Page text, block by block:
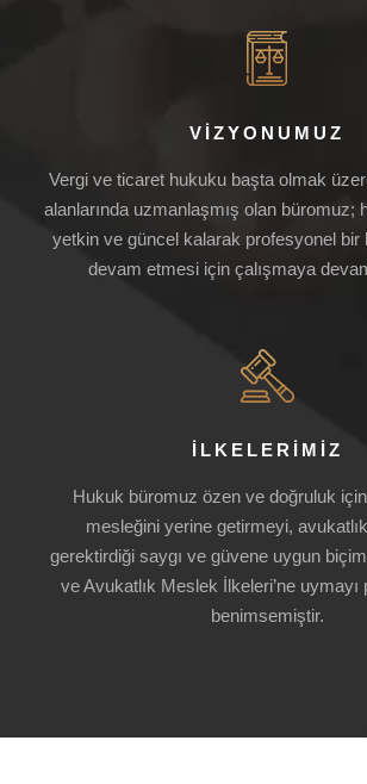
VİZYONUMUZ
Vergi ve ticaret hukuku başta olmak
alanlarında uzmanlaşmış olan büromuz;
yetkin ve güncel kalarak profesyonel bir
devam etmesi için çalışmaya
İLKELERİMİZ
Hukuk büromuz özen ve doğruluk
mesleğini yerine getirmeyi, avukatlık
gerektirdiği saygı ve güvene uygun
ve Avukatlık Meslek İlkeleri’ne uymayı
benimsemiştir.